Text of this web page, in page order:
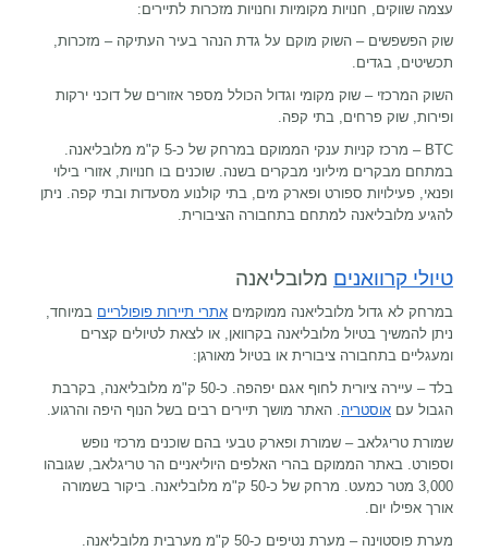
עצמה שווקים, חנויות מקומיות וחנויות מזכרות לתיירים:
שוק הפשפשים – השוק מוקם על גדת הנהר בעיר העתיקה – מזכרות,
תכשיטים, בגדים.
השוק המרכזי – שוק מקומי וגדול הכולל מספר אזורים של דוכני ירקות
ופירות, שוק פרחים, בתי קפה.
BTC
– מרכז קניות ענקי הממוקם במרחק של כ-5 ק"מ מלובליאנה.
במתחם מבקרים מיליוני מבקרים בשנה. שוכנים בו חנויות, אזורי בילוי
ופנאי, פעילויות ספורט ופארק מים, בתי קולנוע מסעדות ובתי קפה. ניתן
להגיע מלובליאנה למתחם בתחבורה הציבורית.
טיולי קרוואנים מלובליאנה
במרחק לא גדול מלובליאנה ממוקמים אתרי תיירות פופולריים במיוחד,
ניתן להמשיך בטיול מלובליאנה בקרוואן, או לצאת לטיולים קצרים
ומעגליים בתחבורה ציבורית או בטיול מאורגן:
בלד – עיירה ציורית לחוף אגם יפהפה. כ-50 ק"מ מלובליאנה, בקרבת
הגבול עם אוסטריה. האתר מושך תיירים רבים בשל הנוף היפה והרגוע.
שמורת טריגלאב – שמורת ופארק טבעי בהם שוכנים מרכזי נופש
וספורט. באתר הממוקם בהרי האלפים היוליאניים הר טריגלאב, שגובהו
3,000 מטר כמעט. מרחק של כ-50 ק"מ מלובליאנה. ביקור בשמורה
אורך אפילו יום.
מערת פוסטוינה – מערת נטיפים כ-50 ק"מ מערבית מלובליאנה.